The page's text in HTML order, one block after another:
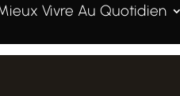
Vivre Au Quotidien